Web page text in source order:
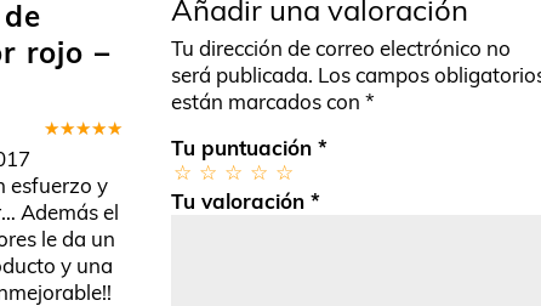
rojo –
esfuerzo y
Además el
le da un
y una
Añadir una valoración
Tu dirección de correo electrónico no
será publicada. Los campos
están marcados con *
Tu puntuación *
Tu valoración *